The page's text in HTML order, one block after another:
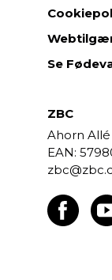
Se
ZBC
Ahorn Allé
EAN: